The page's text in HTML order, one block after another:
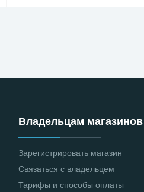
Владельцам магазинов
Зарегистрировать магазин
Связаться с владельцем
Тарифы и способы оплаты